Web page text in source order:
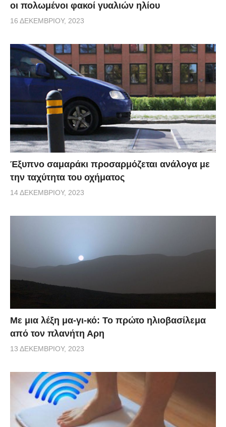
οι πολωμένοι φακοί γυαλιών ηλίου
16 ΔΕΚΕΜΒΡΊΟΥ, 2023
Έξυπνο σαμαράκι προσαρμόζεται ανάλογα με
την ταχύτητα του οχήματος
14 ΔΕΚΕΜΒΡΊΟΥ, 2023
Με μια λέξη μα-γι-κό: Το πρώτο ηλιοβασίλεμα
από τον πλανήτη Αρη
13 ΔΕΚΕΜΒΡΊΟΥ, 2023